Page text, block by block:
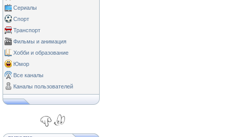
Сериалы
Спорт
Транспорт
Фильмы и анимация
Хобби и образование
Юмор
Все каналы
Каналы пользователей